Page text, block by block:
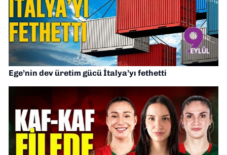
Ege’nin dev üretim gücü İtalya’yı fethetti